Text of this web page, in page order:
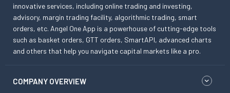
innovative services, including online trading and investing,
advisory, margin trading facility, algorithmic trading, smart
orders, etc. Angel One App is a powerhouse of cutting-edge tools
such as basket orders, GTT orders, SmartAPI, advanced charts
and others that help you navigate capital markets like a pro.
COMPANY OVERVIEW